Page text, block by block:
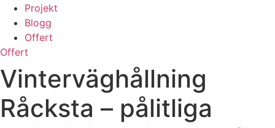
Projekt
Blogg
Offert
Offert
Vinterväghållning
Råcksta – pålitliga